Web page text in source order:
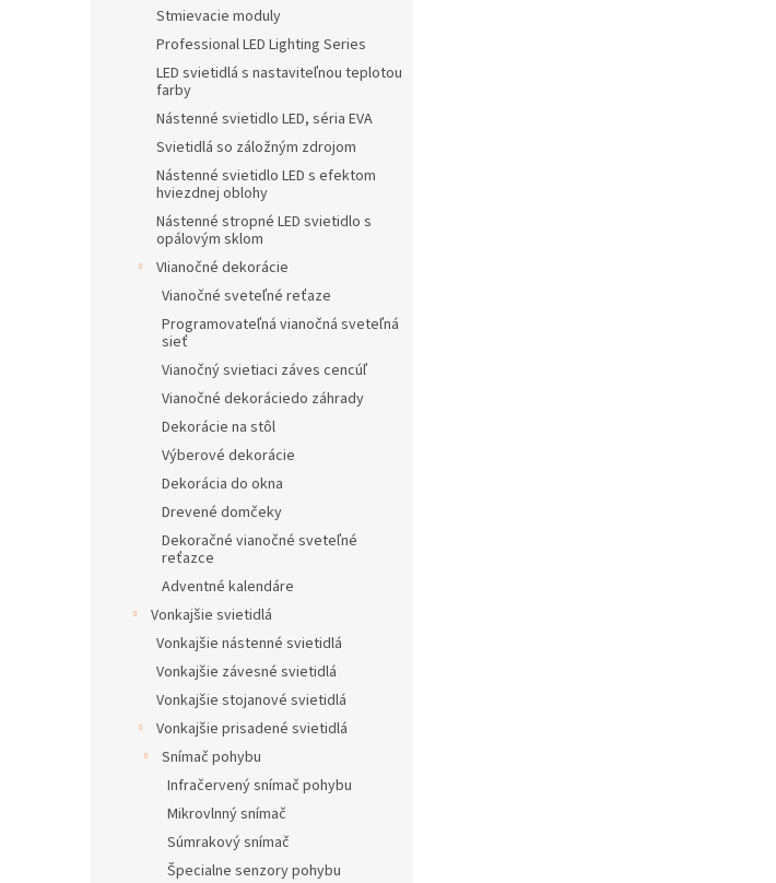
Stmievacie moduly
Professional LED Lighting Series
LED svietidlá s nastaviteľnou teplotou
farby
Nástenné svietidlo LED, séria EVA
Svietidlá so záložným zdrojom
Nástenné svietidlo LED s efektom
hviezdnej oblohy
Nástenné stropné LED svietidlo s
opálovým sklom
VIianočné dekorácie
Vianočné sveteľné reťaze
Programovateľná vianočná sveteľná
sieť
Vianočný svietiaci záves cencúľ
Vianočné dekoráciedo záhrady
Dekorácie na stôl
Výberové dekorácie
Dekorácia do okna
Drevené domčeky
Dekoračné vianočné sveteľné
reťazce
Adventné kalendáre
Vonkajšie svietidlá
Vonkajšie nástenné svietidlá
Vonkajšie závesné svietidlá
Vonkajšie stojanové svietidlá
Vonkajšie prisadené svietidlá
Snímač pohybu
Infračervený snímač pohybu
Mikrovlnný snímač
Súmrakový snímač
Špecialne senzory pohybu